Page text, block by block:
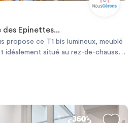
des Epinettes...
propose ce T1 bis lumineux, meublé
idéalement situé au rez-de-chaussée
sécurisée (digicode,
prisé des Épinettes (17ème
- Espace nuit indépendant -
avec de l'électroménager moderne